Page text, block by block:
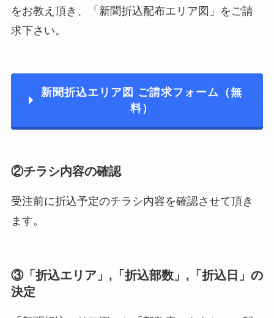
をお教え頂き、「新聞折込配布エリア図」をご請
求下さい。
新聞折込エリア図 ご請求フォーム（無
料）
②チラシ内容の確認
受注前に折込予定のチラシ内容を確認させて頂き
ます。
③「折込エリア」,「折込部数」,「折込日」の
決定